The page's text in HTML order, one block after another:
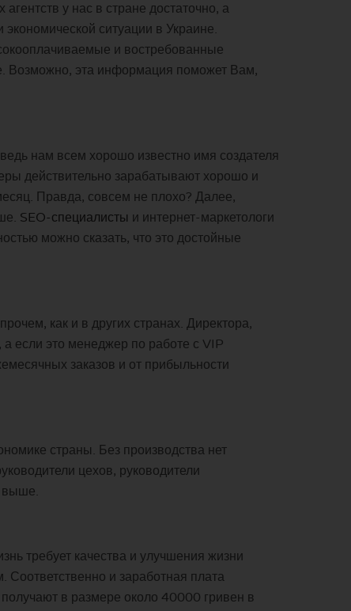
у нас в стране достаточно, а
ситуации в Украине.
и востребованные
Возможно, эта информация поможет Вам,
нам всем хорошо известно имя создателя
действительно зарабатывают хорошо и
Правда, совсем не плохо? Далее,
SEO-специалисты и интернет-маркетологи
можно сказать, что это достойные
как и в других странах. Директора,
если это менеджер по работе с VIP
заказов и от прибыльности
страны. Без производства нет
цехов, руководители
выше.
требует качества и улучшения жизни
Соответственно и заработная плата
в размере около 40000 гривен в